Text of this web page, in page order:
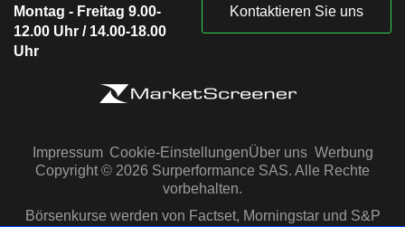
Montag - Freitag 9.00-
12.00 Uhr / 14.00-18.00
Uhr
Kontaktieren Sie uns
Impressum Cookie-EinstellungenÜber uns Werbung
Copyright © 2026 Surperformance SAS. Alle Rechte
vorbehalten.
Börsenkurse werden von Factset, Morningstar und S&P